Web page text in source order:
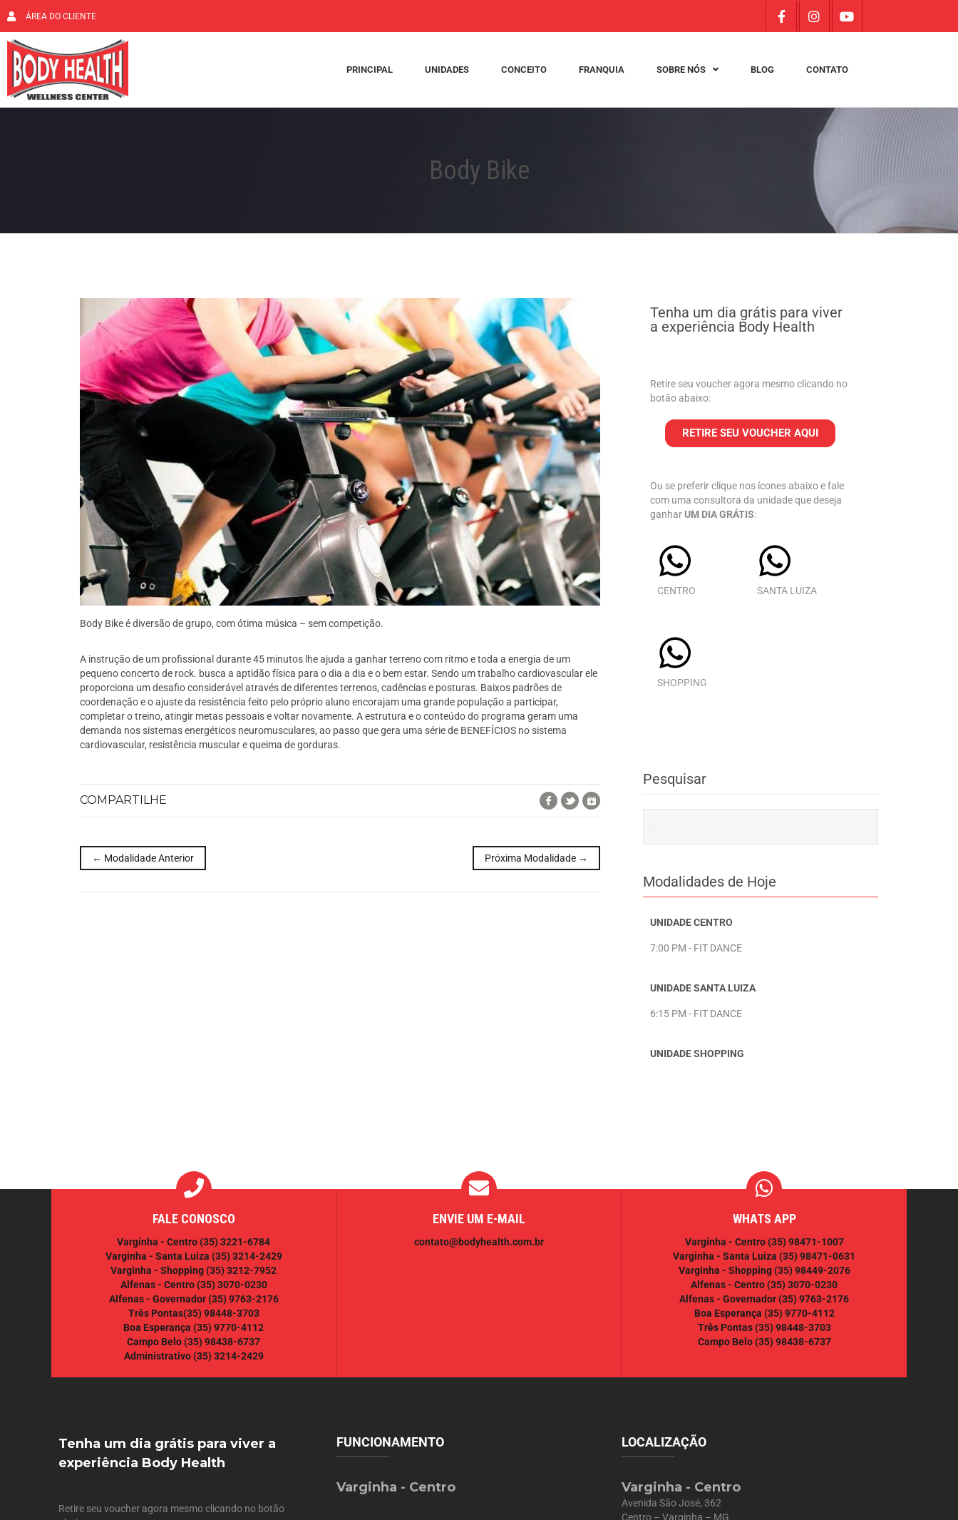
ÁREA DO CLIENTE
PRINCIPAL UNIDADES CONCEITO FRANQUIA SOBRE NÓS BLOG CONTATO
Body Bike
Body Bike é diversão de grupo, com ótima música – sem competição.
A instrução de um profissional durante 45 minutos lhe ajuda a ganhar terreno com ritmo e toda a energia de um
pequeno concerto de rock. busca a aptidão física para o dia a dia e o bem estar. Sendo um trabalho cardiovascular ele
proporciona um desafio considerável através de diferentes terrenos, cadências e posturas. Baixos padrões de
coordenação e o ajuste da resistência feito pelo próprio aluno encorajam uma grande população a participar,
completar o treino, atingir metas pessoais e voltar novamente. A estrutura e o conteúdo do programa geram uma
demanda nos sistemas energéticos neuromusculares, ao passo que gera uma série de BENEFÍCIOS no sistema
cardiovascular, resistência muscular e queima de gorduras.
COMPARTILHE Facebook
Twitter
← Modalidade Anterior Próxima Modalidade →
Tenha um dia grátis para viver
a experiência Body Health
Retire seu voucher agora mesmo clicando no
botão abaixo:
RETIRE SEU VOUCHER AQUI
Ou se preferir clique nos ícones abaixo e fale
com uma consultora da unidade que deseja
ganharUM DIA GRÁTIS:
CENTRO SANTA LUIZA
SHOPPING
Pesquisar
Modalidades de Hoje
UNIDADE CENTRO
7:00 PM - FIT DANCE
UNIDADE SANTA LUIZA
6:15 PM - FIT DANCE
UNIDADE SHOPPING
FALE CONOSCO
Varginha - Centro(35) 3221-6784
Varginha - Santa Luiza (35) 3214-2429
Varginha - Shopping(35) 3212-7952
Alfenas - Centro(35) 3070-0230
Alfenas - Governador(35) 9763-2176
Três Pontas(35) 98448-3703
Boa Esperança (35) 9770-4112
Campo Belo(35) 98438-6737
Administrativo(35) 3214-2429
ENVIE UM E-MAIL
contato@bodyhealth.com.br
WHATS APP
Varginha - Centro(35) 98471-1007
Varginha - Santa Luiza (35) 98471-0631
Varginha - Shopping(35) 98449-2076
Alfenas - Centro(35) 3070-0230
Alfenas - Governador(35) 9763-2176
Boa Esperança (35) 9770-4112
Três Pontas(35) 98448-3703
Campo Belo(35) 98438-6737
Tenha um dia grátis para viver a
experiência Body Health
Retire seu voucher agora mesmo clicando no botão
FUNCIONAMENTO
Varginha - Centro
LOCALIZAÇÃO
Varginha - Centro
Avenida São José, 362
Centro – Varginha – MG